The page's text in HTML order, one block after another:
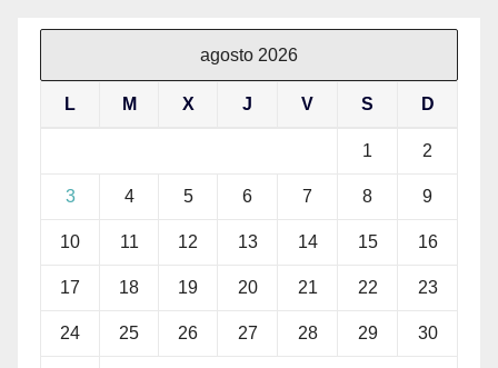
agosto 2026
L M X J V S D
1 2
3 4 5 6 7 8 9
10 11 12 13 14 15 16
17 18 19 20 21 22 23
24 25 26 27 28 29 30